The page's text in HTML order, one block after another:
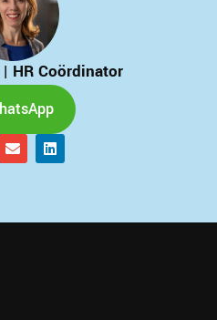
HR Coördinator